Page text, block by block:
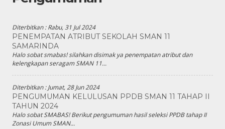
Diterbitkan :Rabu, 31 Jul 2024
PENEMPATAN ATRIBUT SEKOLAH SMAN 11
SAMARINDA
Halo sobat smabas! silahkan disimak ya penempatan atribut dan
kelengkapan seragam SMAN 11...
Diterbitkan :Jumat, 28 Jun 2024
PENGUMUMAN KELULUSAN PPDB SMAN 11 TAHAP II
TAHUN 2024
Halo sobat SMABAS! Berikut pengumuman hasil seleksi PPDB tahap II
Zonasi Umum SMAN...